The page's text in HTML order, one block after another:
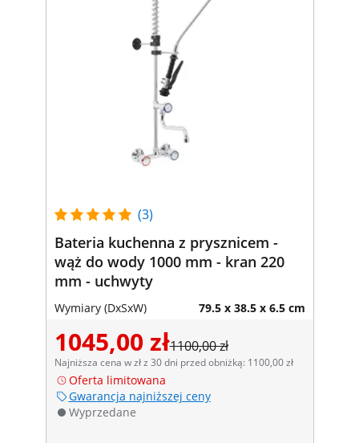
(3)
Bateria kuchenna z prysznicem -
wąż do wody 1000 mm - kran 220
mm - uchwyty
Wymiary (DxSxW) 79.5 x 38.5 x 6.5 cm
1045,00 zł1100,00 zł
Najniższa cena w zł z 30 dni przed obniżką: 1100,00 zł
Oferta limitowana
Gwarancja najniższej ceny
Wyprzedane